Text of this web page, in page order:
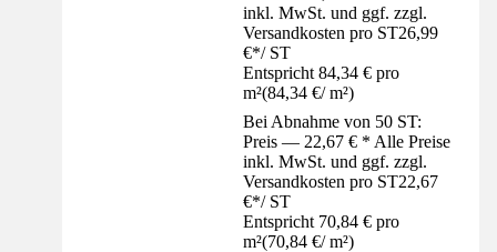
inkl. MwSt. und ggf. zzgl.
Versandkosten pro ST26,99
€*/ ST
Entspricht 84,34 € pro
m²(84,34 €/ m²)
Bei Abnahme von 50 ST:
Preis — 22,67 € * Alle Preise
inkl. MwSt. und ggf. zzgl.
Versandkosten pro ST22,67
€*/ ST
Entspricht 70,84 € pro
m²(70,84 €/ m²)